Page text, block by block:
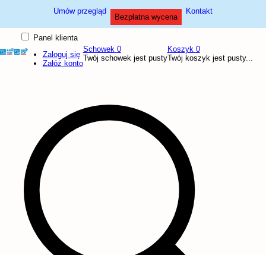
Umów przegląd
Bezpłatna wycena
Kontakt
Panel klienta
Zaloguj się
Załóż konto
Schowek 0
Twój schowek jest pusty
Koszyk 0
Twój koszyk jest pusty...